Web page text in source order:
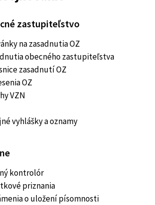
zastupiteľstvo
na zasadnutia OZ
obecného zastupiteľstva
zasadnutí OZ
OZ
VZN
vyhlášky a oznamy
kontrolór
priznania
o uložení písomnosti